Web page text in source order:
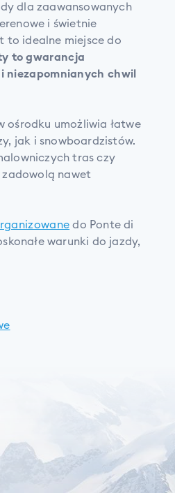
dla zaawansowanych
i świetnie
to idealne miejsce do
to gwarancja
niezapomnianych chwil
ośrodku umożliwia łatwe
jak i snowboardzistów.
tras czy
nawet
do Ponte di
warunki do jazdy,